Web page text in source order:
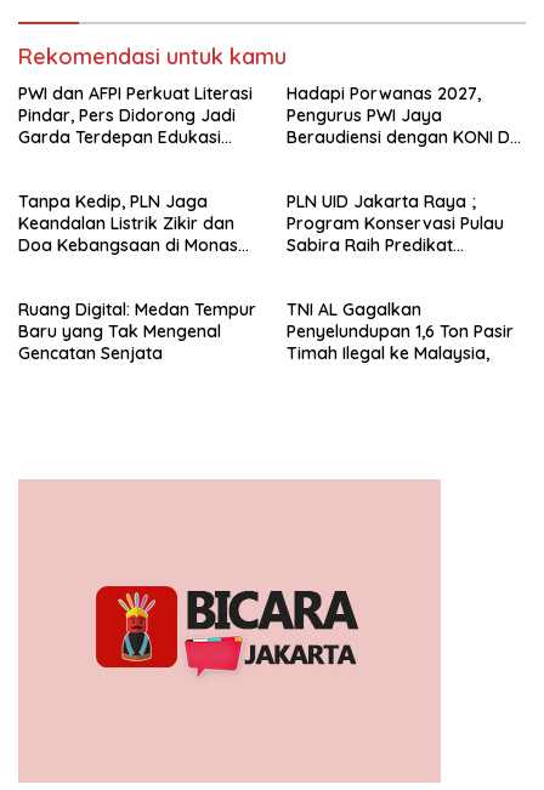
Rekomendasi untuk kamu
PWI dan AFPI Perkuat Literasi
Pindar, Pers Didorong Jadi
Garda Terdepan Edukasi
Hadapi Porwanas 2027,
Pengurus PWI Jaya
Beraudiensi dengan KONI DKI
Tanpa Kedip, PLN Jaga
Keandalan Listrik Zikir dan
Doa Kebangsaan di Monas
PLN UID Jakarta Raya ;
Program Konservasi Pulau
Sabira Raih Predikat
Ruang Digital: Medan Tempur
Baru yang Tak Mengenal
Gencatan Senjata
TNI AL Gagalkan
Penyelundupan 1,6 Ton Pasir
Timah Ilegal ke Malaysia,